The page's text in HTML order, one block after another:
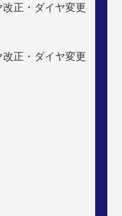
正・ダイヤ変更
正・ダイヤ変更